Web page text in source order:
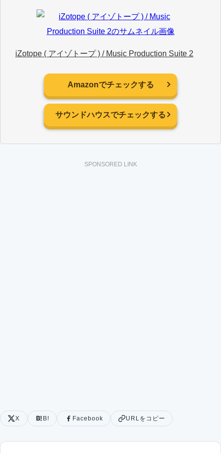
iZotope ( アイゾトープ ) / Music Production Suite 2
Amazonでチェックする
サウンドハウスでチェックする
SPONSORED LINK
X B! Facebook URLをコピー